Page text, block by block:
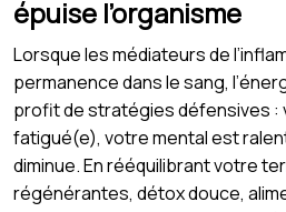
épuise l’organisme
Lorsque les médiateurs de
permanence dans le sang,
profit de stratégies défensives :
fatigué(e), votre mental est
diminue. En rééquilibrant votre
régénérantes, détox douce,